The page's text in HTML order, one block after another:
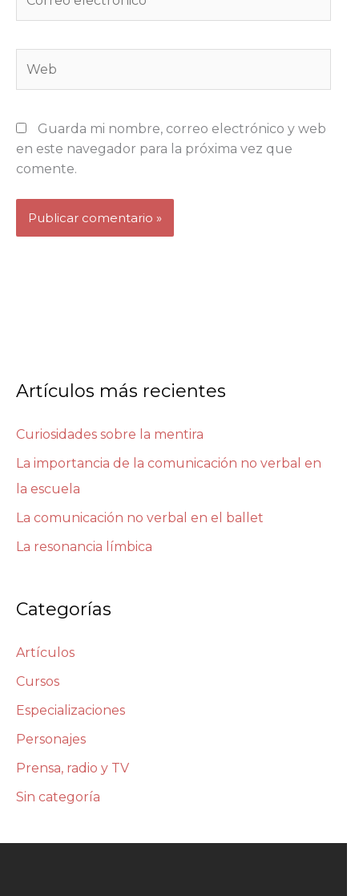
electrónico*
Guarda mi nombre, correo electrónico y web
en este navegador para la próxima vez que
comente.
Artículos más recientes
Curiosidades sobre la mentira
La importancia de la comunicación no verbal en
la escuela
La comunicación no verbal en el ballet
La resonancia límbica
Categorías
Artículos
Cursos
Especializaciones
Personajes
Prensa, radio y TV
Sin categoría